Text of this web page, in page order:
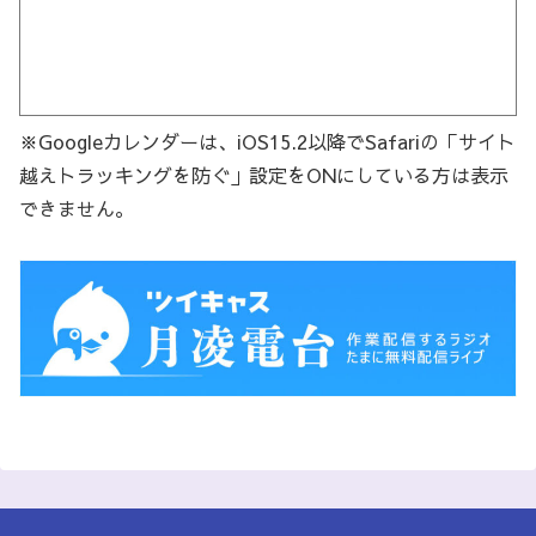
※Googleカレンダーは、iOS15.2以降でSafariの「サイト
越えトラッキングを防ぐ」設定をONにしている方は表示
できません。